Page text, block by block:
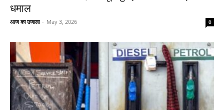
धमाल
आज का उजाला - May 3, 2026 0